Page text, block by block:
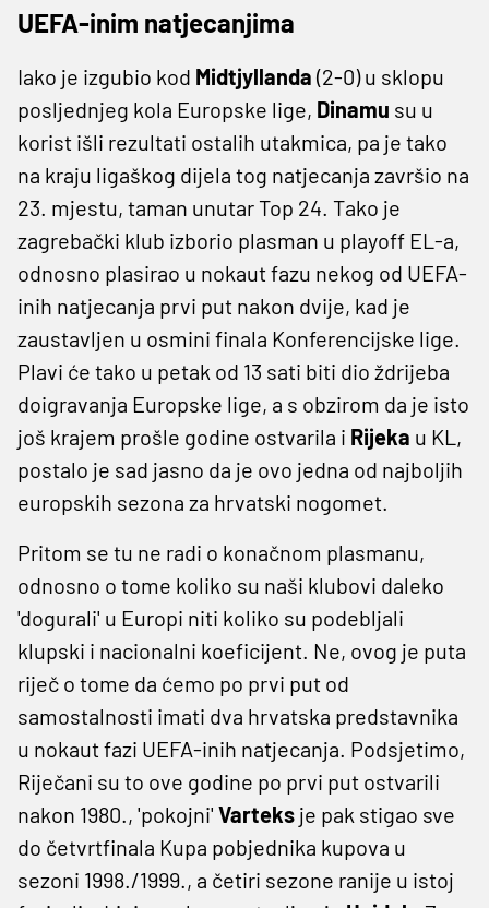
UEFA-inim natjecanjima
Iako je izgubio kod Midtjyllanda (2-0) u sklopu
posljednjeg kola Europske lige, Dinamu su u
korist išli rezultati ostalih utakmica, pa je tako
na kraju ligaškog dijela tog natjecanja završio na
23. mjestu, taman unutar Top 24. Tako je
zagrebački klub izborio plasman u playoff EL-a,
odnosno plasirao u nokaut fazu nekog od UEFA-
inih natjecanja prvi put nakon dvije, kad je
zaustavljen u osmini finala Konferencijske lige.
Plavi će tako u petak od 13 sati biti dio ždrijeba
doigravanja Europske lige, a s obzirom da je isto
još krajem prošle godine ostvarila i Rijeka u KL,
postalo je sad jasno da je ovo jedna od najboljih
europskih sezona za hrvatski nogomet.
Pritom se tu ne radi o konačnom plasmanu,
odnosno o tome koliko su naši klubovi daleko
'dogurali' u Europi niti koliko su podebljali
klupski i nacionalni koeficijent. Ne, ovog je puta
riječ o tome da ćemo po prvi put od
samostalnosti imati dva hrvatska predstavnika
u nokaut fazi UEFA-inih natjecanja. Podsjetimo,
Riječani su to ove godine po prvi put ostvarili
nakon 1980., 'pokojni' Varteks je pak stigao sve
do četvrtfinala Kupa pobjednika kupova u
sezoni 1998./1999., a četiri sezone ranije u istoj